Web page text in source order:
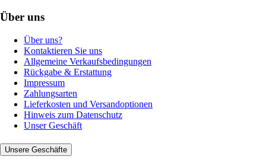
Über uns
Über uns?
Kontaktieren Sie uns
Allgemeine Verkaufsbedingungen
Rückgabe & Erstattung
Impressum
Zahlungsarten
Lieferkosten und Versandoptionen
Hinweis zum Datenschutz
Unser Geschäft
Unsere Geschäfte